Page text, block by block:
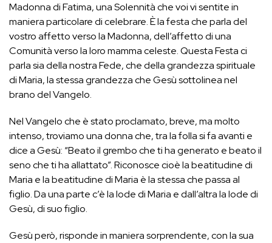
Madonna di Fatima, una Solennità che voi vi sentite in
maniera particolare di celebrare. È la festa che parla del
vostro affetto verso la Madonna, dell’affetto di una
Comunità verso la loro mamma celeste. Questa Festa ci
parla sia della nostra Fede, che della grandezza spirituale
di Maria, la stessa grandezza che Gesù sottolinea nel
brano del Vangelo.
Nel Vangelo che è stato proclamato, breve, ma molto
intenso, troviamo una donna che, tra la folla si fa avanti e
dice a Gesù: “Beato il grembo che ti ha generato e beato il
seno che ti ha allattato”. Riconosce cioè la beatitudine di
Maria e la beatitudine di Maria è la stessa che passa al
figlio. Da una parte c’è la lode di Maria e dall’altra la lode di
Gesù, di suo figlio.
Gesù però, risponde in maniera sorprendente, con la sua